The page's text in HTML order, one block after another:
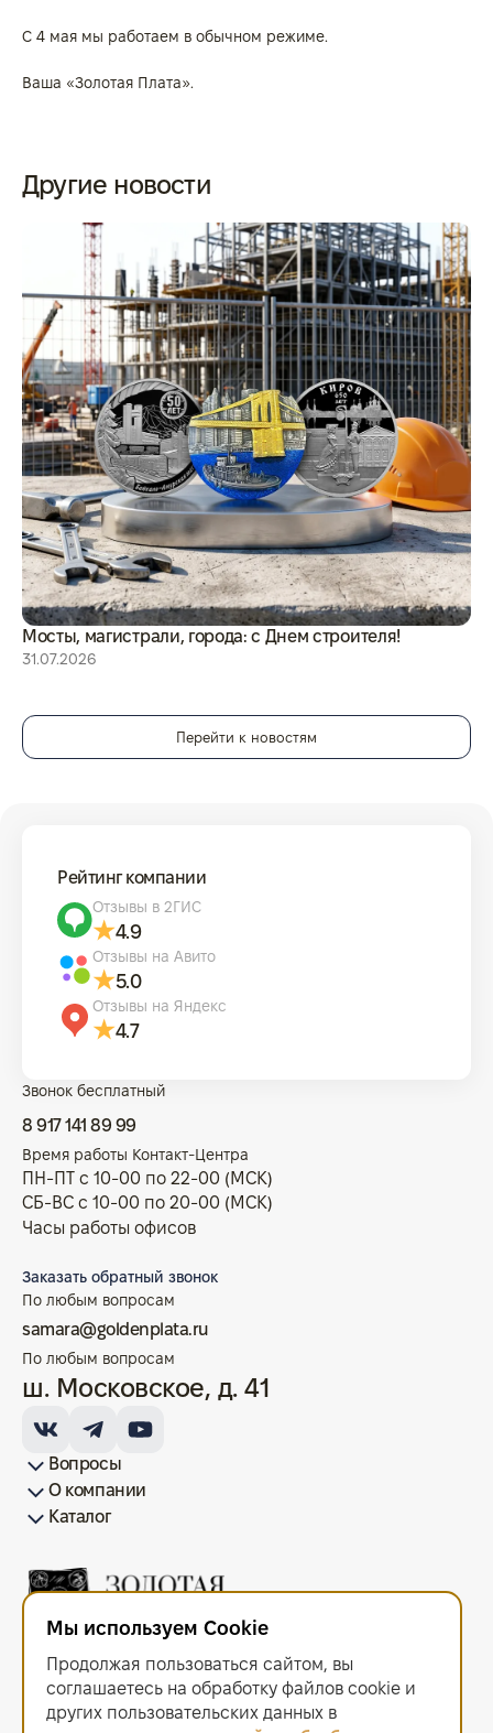
С 4 мая мы работаем в обычном режиме.
Ваша «Золотая Плата».
Другие новости
Перейти к новостям
Мосты, магистрали, города: с Днем строителя!
31.07.2026
Рейтинг компании
Отзывы в 2ГИС
4.9
Отзывы на Авито
5.0
Отзывы на Яндекс
4.7
Вопросы
Как купить/продать
Условия оплаты
Условия доставки
Гарантия на товар
Возврат монет
Карта сайта
О компании
Франшиза
История
Вопрос-ответ
Отзывы
Лицензии и документы
Контакты офисов
Новости
БлогКаталог
Звонок бесплатный
8 917 141 89 99
Время работы Контакт-Центра
ПН-ПТ с 10-00 по 22-00 (МСК)
СБ-ВС с 10-00 по 20-00 (МСК)
Часы работы офисов
Заказать обратный звонок
По любым вопросам
samara@goldenplata.ru
По любым вопросам
ш. Московское, д. 41
ИНН 6679143916 ОГРН 1216600044297
Политика в отношении обработки персональных данных
Согласие на обработку персональных данных
Мы используем cookie. Это позволяет нам анализировать
Мы используем Cookie
Продолжая пользоваться сайтом, вы
соглашаетесь на обработку файлов сооkiе и
других пользовательских данных в